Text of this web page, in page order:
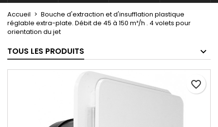
Accueil
Bouche d'extraction et d'insufflation plastique
réglable extra-plate. Débit de 45 à 150 m³/h . 4 volets pour
orientation du jet
TOUS LES PRODUITS
favorite_border
Annuler Créer une liste d'envies